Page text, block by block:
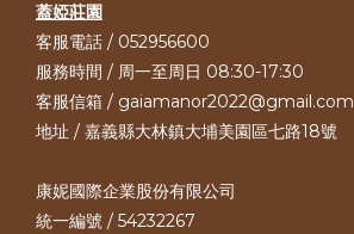
蓋婭莊園
客服電話 / 052956600
服務時間 / 周一至周日 08:30-17:30
客服信箱 / gaiamanor2022@gmail.com
地址 / 嘉義縣大林鎮大埔美園區七路18號
康妮國際企業股份有限公司
統一編號 / 54232267